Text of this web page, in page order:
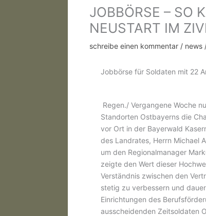
JOBBÖRSE – SO
NEUSTART IM
schreibe einen kommentar / news
Jobbörse für Soldaten mit 22
Regen./ Vergangene Woche
Standorten Ostbayerns die
vor Ort in der Bayerwald
des Landrates, Herrn Michael
um den Regionalmanager
zeigte den Wert dieser
Verständnis zwischen den
stetig zu verbessern und
Einrichtungen des
ausscheidenden Zeitsoldaten